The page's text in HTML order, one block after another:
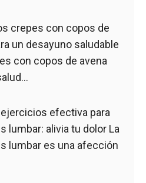
crepes con copos de
un desayuno saludable
con copos de avena
ejercicios efectiva para
lumbar: alivia tu dolor La
lumbar es una afección